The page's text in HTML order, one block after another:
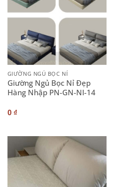
GIƯỜNG NGỦ BỌC NỈ
Giường Ngủ Bọc Nỉ Đẹp
Hàng Nhập PN-GN-NI-14
0 ₫